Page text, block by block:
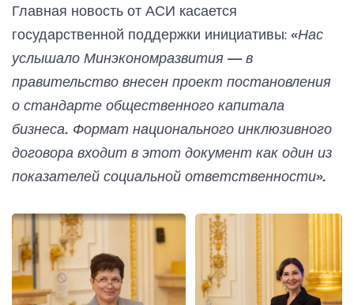
Главная новость от АСИ касается
государственной поддержки инициативы: «Нас
услышало Минэкономразвития — в
правительство внесен проект постановления
о стандарте общественного капитала
бизнеса. Формат национального инклюзивного
договора входит в этот документ как один из
показателей социальной ответственности».